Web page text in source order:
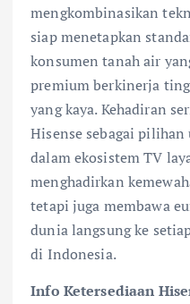
mengkombinasikan
siap menetapkan
konsumen tanah air
premium berkinerja
yang kaya. Kehadiran
Hisense sebagai pilihan
dalam ekosistem TV
menghadirkan
tetapi juga membawa
dunia langsung ke
di Indonesia.
Info Ketersediaan